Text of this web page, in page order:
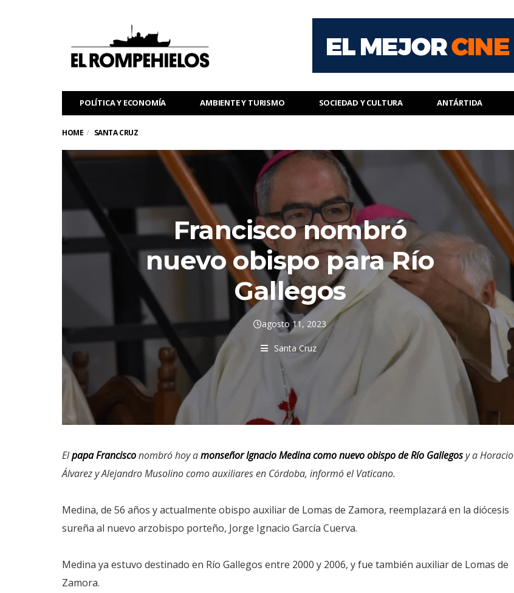
POLÍTICA Y ECONOMÍA AMBIENTE Y TURISMO SOCIEDAD Y CULTURA ANTÁRTIDA
HOME SANTA CRUZ
Francisco nombró
nuevo obispo para Río
Gallegos
agosto 11, 2023
Santa Cruz
Elpapa Francisconombró hoy amonseñor Ignacio Medina como nuevo obispo de Río Gallegosy a Horacio
Álvarez y Alejandro Musolino como auxiliares en Córdoba, informó el Vaticano.
Medina, de 56 años y actualmente obispo auxiliar de Lomas de Zamora, reemplazará en la diócesis
sureña al nuevo arzobispo porteño, Jorge Ignacio García Cuerva.
Medina ya estuvo destinado en Río Gallegos entre 2000 y 2006, y fue también auxiliar de Lomas de
Zamora.